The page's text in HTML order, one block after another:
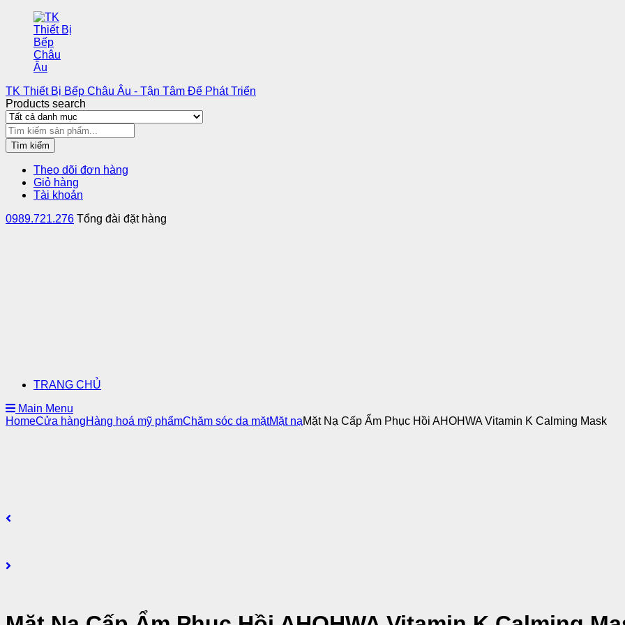
TK Thiết Bị Bếp Châu Âu - Tận Tâm Để Phát Triển
Products search
Tìm kiếm
Theo dõi đơn hàng
Giỏ hàng
Tài khoản
0989.721.276 Tổng đài đặt hàng
TRANG CHỦ
Main Menu
HomeCửa hàngHàng hoá mỹ phẩmChăm sóc da mặtMặt nạMặt Nạ Cấp Ẩm Phục Hồi AHOHWA Vitamin K Calming Mask